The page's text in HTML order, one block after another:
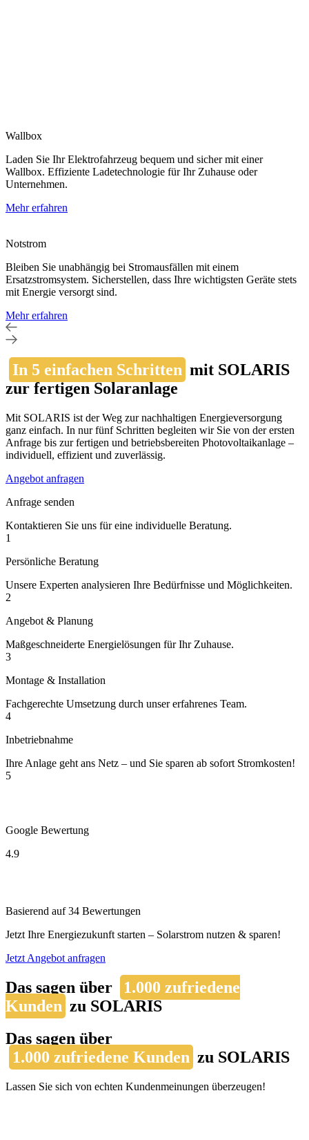
Wallbox
Laden Sie Ihr Elektrofahrzeug bequem und sicher mit einer
Wallbox. Effiziente Ladetechnologie für Ihr Zuhause oder
Unternehmen.
Mehr erfahren
Notstrom
Bleiben Sie unabhängig bei Stromausfällen mit einem
Ersatzstromsystem. Sicherstellen, dass Ihre wichtigsten Geräte stets
mit Energie versorgt sind.
Mehr erfahren
In 5 einfachen Schritten mit SOLARIS
zur fertigen Solaranlage
Mit SOLARIS ist der Weg zur nachhaltigen Energieversorgung
ganz einfach. In nur fünf Schritten begleiten wir Sie von der ersten
Anfrage bis zur fertigen und betriebsbereiten Photovoltaikanlage –
individuell, effizient und zuverlässig.
Angebot anfragen
Anfrage senden
Kontaktieren Sie uns für eine individuelle Beratung.
1
Persönliche Beratung
Unsere Experten analysieren Ihre Bedürfnisse und Möglichkeiten.
2
Angebot & Planung
Maßgeschneiderte Energielösungen für Ihr Zuhause.
3
Montage & Installation
Fachgerechte Umsetzung durch unser erfahrenes Team.
4
Inbetriebnahme
Ihre Anlage geht ans Netz – und Sie sparen ab sofort Stromkosten!
5
Google Bewertung
4.9
Basierend auf 34 Bewertungen
Jetzt Ihre Energiezukunft starten – Solarstrom nutzen & sparen!
Jetzt Angebot anfragen
Das sagen über
1.000 zufriedene
Kunden zu SOLARIS
Das sagen über
1.000 zufriedene Kunden zu SOLARIS
Lassen Sie sich von echten Kundenmeinungen überzeugen!